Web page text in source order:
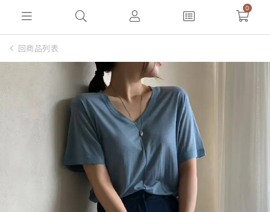
0
回商品列表